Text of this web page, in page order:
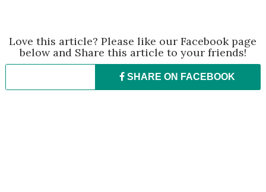
Love this article? Please like our Facebook page
below and Share this article to your friends!
SHARE ON FACEBOOK